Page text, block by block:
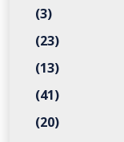
(3)
(23)
(13)
(41)
(20)